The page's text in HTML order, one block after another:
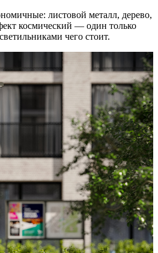
листовой металл, дерево,
космический — один только
чего стоит.